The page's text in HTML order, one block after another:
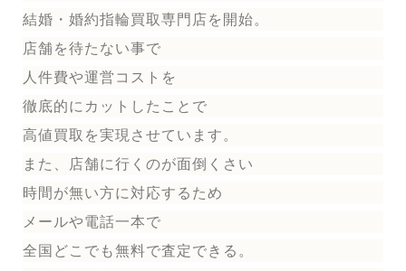
結婚・婚約指輪買取専門店を開始。
店舗を待たない事で
人件費や運営コストを
徹底的にカットしたことで
高値買取を実現させています。
また、店舗に行くのが面倒くさい
時間が無い方に対応するため
メールや電話一本で
全国どこでも無料で査定できる。